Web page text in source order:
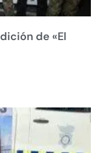
de «El